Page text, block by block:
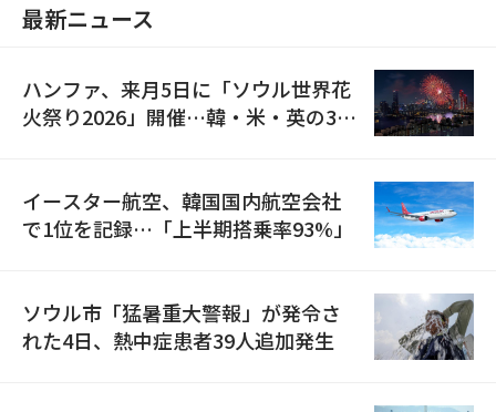
最新ニュース
ハンファ、来月5日に「ソウル世界花
火祭り2026」開催…韓・米・英の3カ
イースター航空、韓国国内航空会社
で1位を記録…「上半期搭乗率93%」
ソウル市「猛暑重大警報」が発令さ
れた4日、熱中症患者39人追加発生